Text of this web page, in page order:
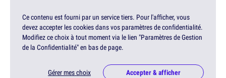
Ce contenu est fourni par un service tiers. Pour l'afficher, vous
devez accepter les cookies dans vos paramètres de confidentialité.
Modifiez ce choix à tout moment via le lien "Paramètres de Gestion
de la Confidentialité" en bas de page.
Gérer mes choix Accepter & afficher